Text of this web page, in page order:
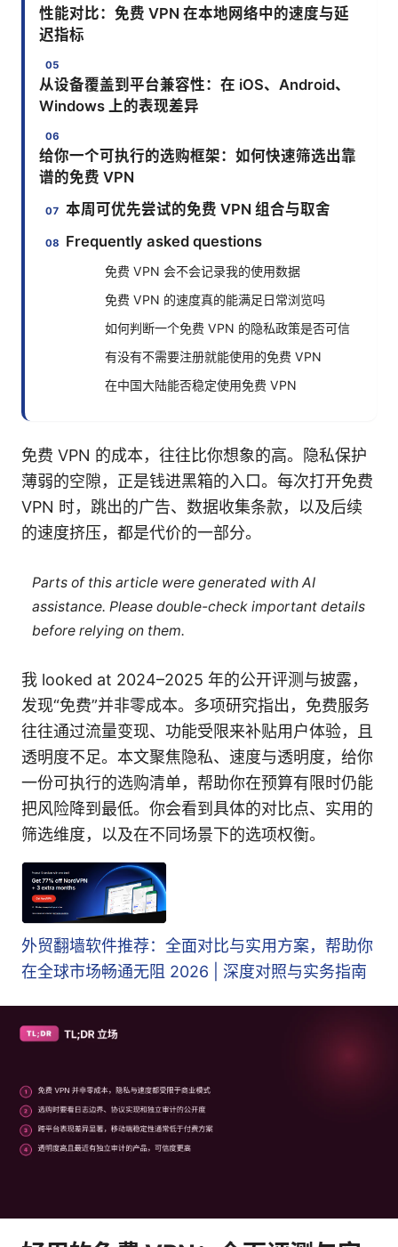
性能对比：免费 VPN 在本地网络中的速度与延
迟指标
从设备覆盖到平台兼容性：在 iOS、Android、
Windows 上的表现差异
给你一个可执行的选购框架：如何快速筛选出靠
谱的免费 VPN
本周可优先尝试的免费 VPN 组合与取舍
Frequently asked questions
免费 VPN 会不会记录我的使用数据
免费 VPN 的速度真的能满足日常浏览吗
如何判断一个免费 VPN 的隐私政策是否可信
有没有不需要注册就能使用的免费 VPN
在中国大陆能否稳定使用免费 VPN
免费 VPN 的成本，往往比你想象的高。隐私保护
薄弱的空隙，正是钱进黑箱的入口。每次打开免费
VPN 时，跳出的广告、数据收集条款，以及后续
的速度挤压，都是代价的一部分。
Parts of this article were generated with AI
assistance. Please double-check important details
before relying on them.
我 looked at 2024–2025 年的公开评测与披露，
发现“免费”并非零成本。多项研究指出，免费服务
往往通过流量变现、功能受限来补贴用户体验，且
透明度不足。本文聚焦隐私、速度与透明度，给你
一份可执行的选购清单，帮助你在预算有限时仍能
把风险降到最低。你会看到具体的对比点、实用的
筛选维度，以及在不同场景下的选项权衡。
外贸翻墙软件推荐：全面对比与实用方案，帮助你
在全球市场畅通无阻 2026 | 深度对照与实务指南